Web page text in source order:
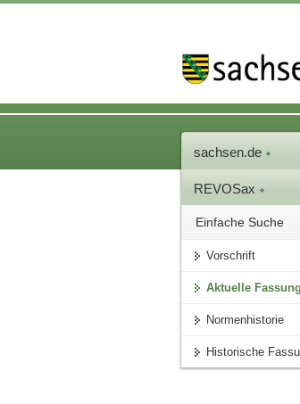
sachsen.de
REVOSax
Einfache Suche
Vorschrift
Aktuelle Fassung
Normenhistorie
Historische